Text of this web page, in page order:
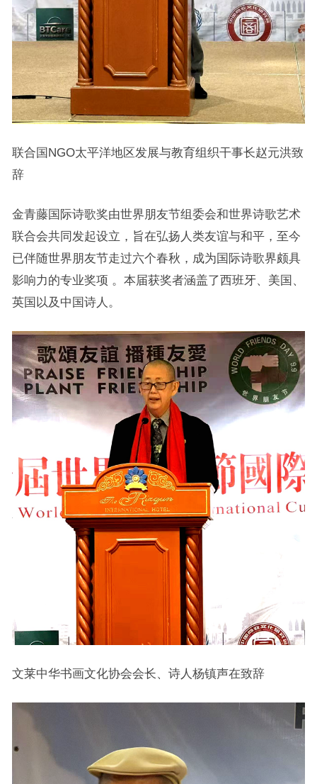
联合国NGO太平洋地区发展与教育组织干事长赵元洪致
辞
金青藤国际诗歌奖由世界朋友节组委会和世界诗歌艺术
联合会共同发起设立，旨在弘扬人类友谊与和平，至今
已伴随世界朋友节走过六个春秋，成为国际诗歌界颇具
影响力的专业奖项 。本届获奖者涵盖了西班牙、美国、
英国以及中国诗人。
文莱中华书画文化协会会长、诗人杨镇声在致辞